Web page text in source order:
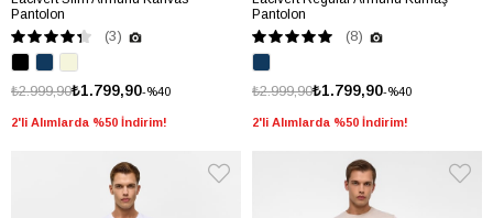
Pantolon
(3)
%40
₺1.799,90
₺2.999,90
2'li Alımlarda %50 İndirim!
Pantolon
(8)
%40
₺1.799,90
₺2.999,90
2'li Alımlarda %50 İndirim!